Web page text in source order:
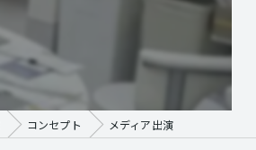
コンセプト メディア出演